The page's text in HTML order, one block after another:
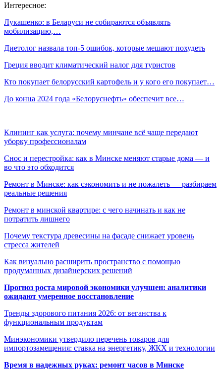
Интересное:
Лукашенко: в Беларуси не собираются объявлять
мобилизацию,…
Диетолог назвала топ-5 ошибок, которые мешают похудеть
Греция вводит климатический налог для туристов
Кто покупает белорусский картофель и у кого его покупает…
До конца 2024 года «Белоруснефть» обеспечит все…
Клининг как услуга: почему минчане всё чаще передают
уборку профессионалам
Снос и перестройка: как в Минске меняют старые дома — и
во что это обходится
Ремонт в Минске: как сэкономить и не пожалеть — разбираем
реальные решения
Ремонт в минской квартире: с чего начинать и как не
потратить лишнего
Почему текстура древесины на фасаде снижает уровень
стресса жителей
Как визуально расширить пространство с помощью
продуманных дизайнерских решений
Прогноз роста мировой экономики улучшен: аналитики
ожидают умеренное восстановление
Тренды здорового питания 2026: от веганства к
функциональным продуктам
Минэкономики утвердило перечень товаров для
импортозамещения: ставка на энергетику, ЖКХ и технологии
Время в надежных руках: ремонт часов в Минске